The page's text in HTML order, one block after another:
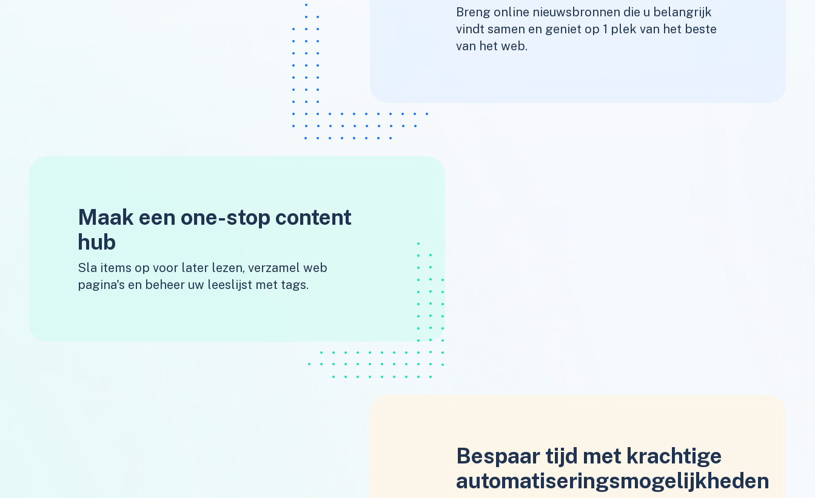
Breng online nieuwsbronnen die u belangrijk
vindt samen en geniet op 1 plek van het beste
van het web.
Maak een one-stop content
hub
Sla items op voor later lezen, verzamel web
pagina's en beheer uw leeslijst met tags.
Bespaar tijd met krachtige
automatiseringsmogelijkheden